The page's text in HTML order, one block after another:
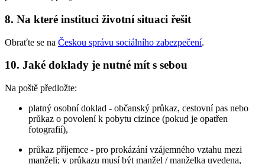
8. Na které instituci životní situaci řešit
Obraťte se na Českou správu sociálního zabezpečení.
10. Jaké doklady je nutné mít s sebou
Na poště předložte:
platný osobní doklad - občanský průkaz, cestovní pas nebo
průkaz o povolení k pobytu cizince (pokud je opatřen
fotografií),
průkaz příjemce - pro prokázání vzájemného vztahu mezi
manželi; v průkazu musí být manžel / manželka uvedena,